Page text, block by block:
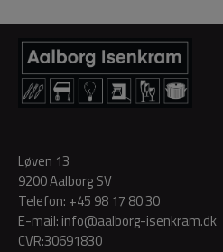
Løven 13
9200 Aalborg SV
Telefon: +45 98 17 80 30
E-mail: info@aalborg-isenkram.dk
CVR:30691830